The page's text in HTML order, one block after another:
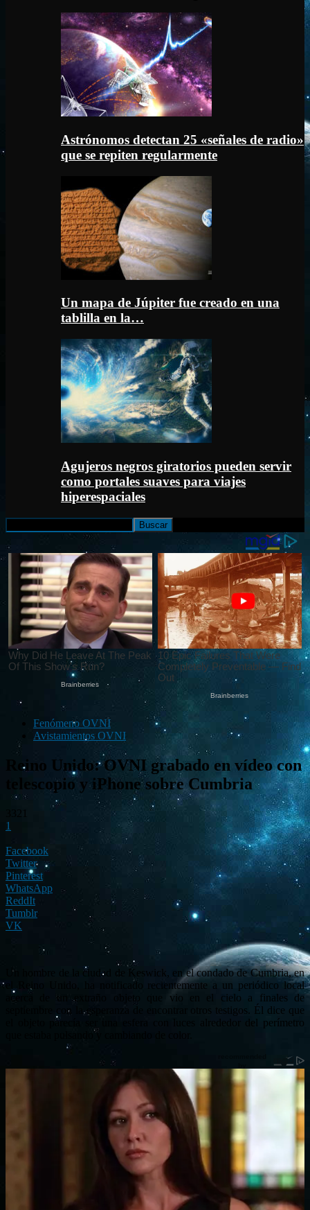
Astrónomos detectan 25 «señales de radio»
que se repiten regularmente
Un mapa de Júpiter fue creado en una
tablilla en la…
Agujeros negros giratorios pueden servir
como portales suaves para viajes
hiperespaciales
Fenómeno OVNI
Avistamientos OVNI
Reino Unido: OVNI grabado en vídeo con
telescopio y iPhone sobre Cumbria
1
Facebook
Twitter
Pinterest
WhatsApp
ReddIt
Tumblr
VK
Un hombre de la ciudad de Keswick, en el condado de Cumbria, en
el Reino Unido, ha notificado recientemente a un periódico local
acerca de un extraño objeto que vio en el cielo a finales de
septiembre con la esperanza de encontrar otros testigos. Él dice que
el objeto parecía ser una esfera con luces alrededor del perímetro
que estaba pulsando y cambiando de color.